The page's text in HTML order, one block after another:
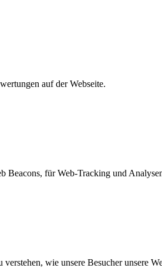
auf der Webseite.
Beacons, für Web-Tracking und
wie unsere Besucher unsere